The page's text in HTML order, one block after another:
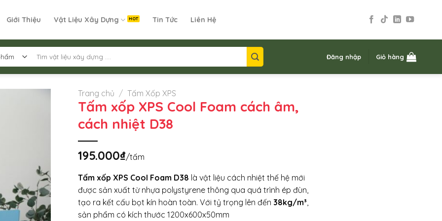
Giới Thiệu Vật Liệu Xây Dựng Tin Tức Liên Hệ
kiếm:
Đăng nhập Giỏ hàng
Trang chủ / Tấm Xốp XPS
Tấm xốp XPS Cool Foam cách âm,
cách nhiệt D38
195.000₫/tấm
Tấm xốp XPS Cool Foam D38 là vật liệu cách nhiệt thế hệ mới
được sản xuất từ nhựa polystyrene thông qua quá trình ép đùn,
tạo ra kết cấu bọt kín hoàn toàn. Với tỷ trọng lên đến 38kg/m³
sản phẩm có kích thước 1200x600x50mm